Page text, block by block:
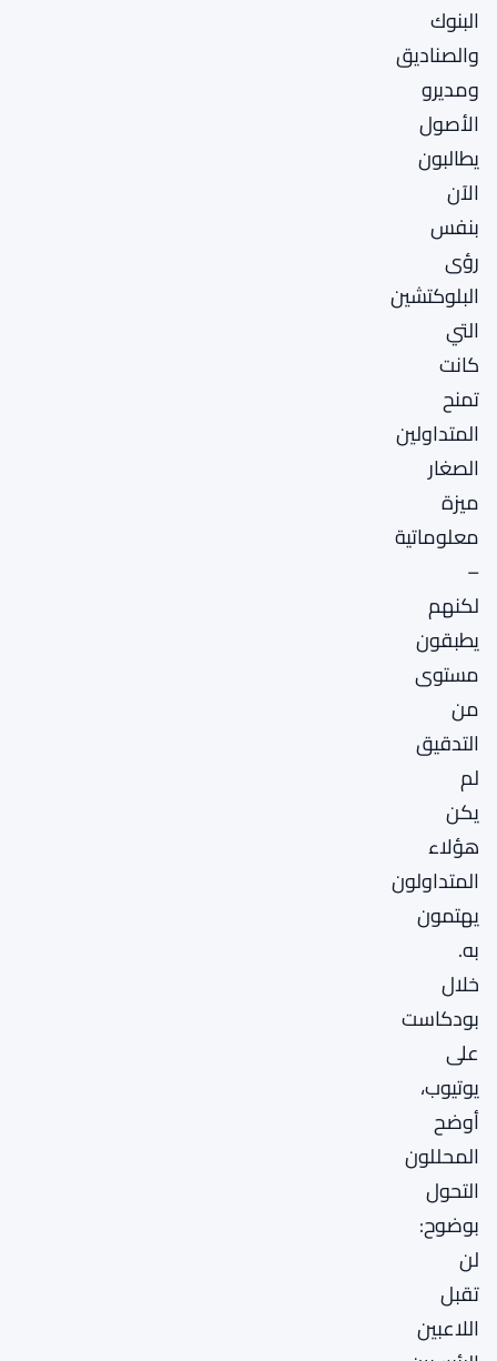
البنوك
والصناديق
ومديرو
الأصول
يطالبون
الآن
بنفس
رؤى
البلوكتشين
التي
كانت
تمنح
المتداولين
الصغار
ميزة
معلوماتية
–
لكنهم
يطبقون
مستوى
من
التدقيق
لم
يكن
هؤلاء
المتداولون
يهتمون
به.
خلال
بودكاست
على
يوتيوب،
أوضح
المحللون
التحول
بوضوح:
لن
تقبل
اللاعبين